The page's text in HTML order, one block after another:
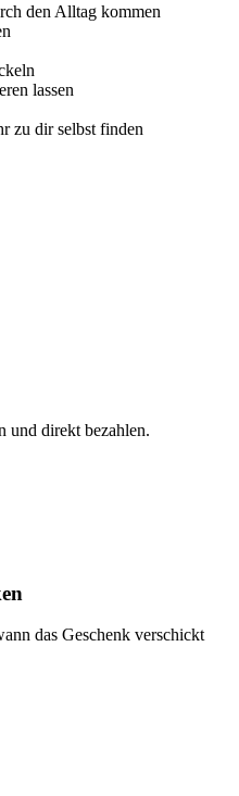
den Alltag kommen
lassen
zu dir selbst finden
und direkt bezahlen.
das Geschenk verschickt